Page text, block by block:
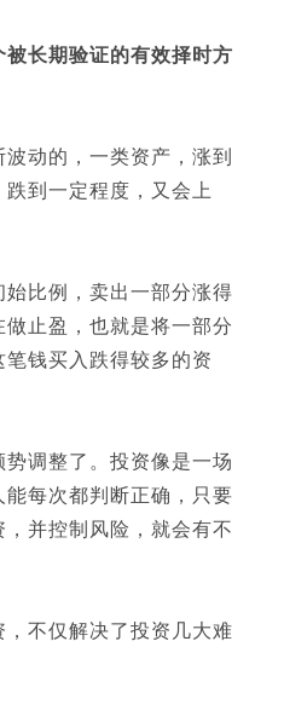
长期验证的有效择时方
动的，一类资产，涨到
到一定程度，又会上
比例，卖出一部分涨得
止盈，也就是将一部分
钱买入跌得较多的资
调整了。投资像是一场
每次都判断正确，只要
并控制风险，就会有不
不仅解决了投资几大难